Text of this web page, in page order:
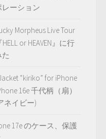
レーション
Morpheus Live Tour
HELL or HEAVEN』に行
“kiriko” for iPhone
16e 千代柄（扇）
ネイビー)
17e のケース、保護